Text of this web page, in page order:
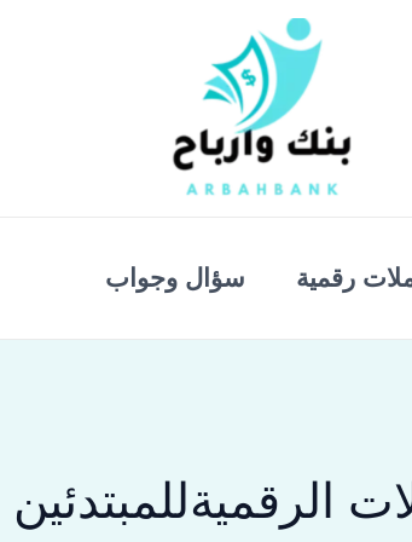
رقمية سؤال وجواب
الرقميةللمبتدئين